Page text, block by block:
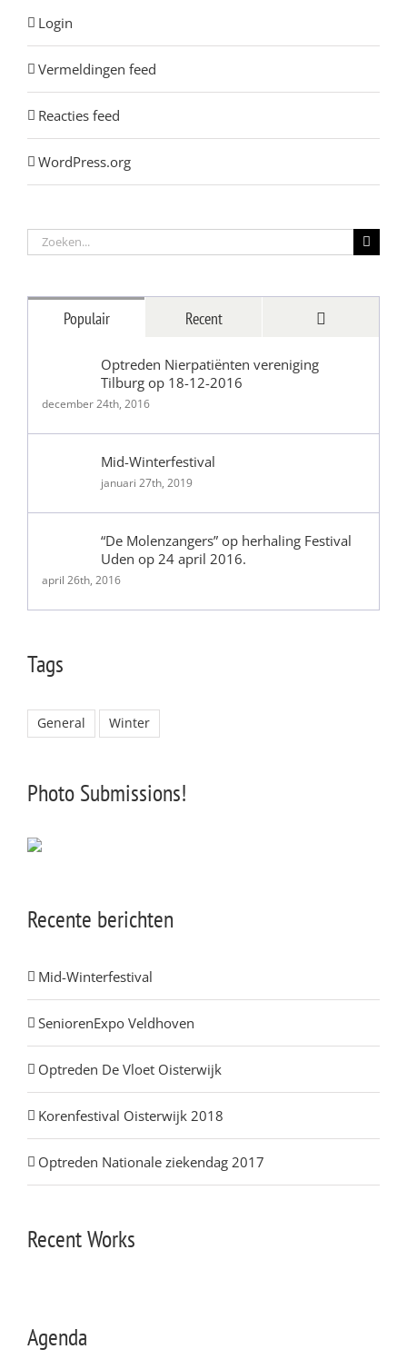
Login
Vermeldingen feed
Reacties feed
WordPress.org
Zoeken
Populair Recent
Optreden Nierpatiënten vereniging
Tilburg op 18-12-2016
december 24th, 2016
Mid-Winterfestival
januari 27th, 2019
“De Molenzangers” op herhaling Festival
Uden op 24 april 2016.
april 26th, 2016
Tags
General Winter
Photo Submissions!
Recente berichten
Mid-Winterfestival
SeniorenExpo Veldhoven
Optreden De Vloet Oisterwijk
Korenfestival Oisterwijk 2018
Optreden Nationale ziekendag 2017
Recent Works
Agenda